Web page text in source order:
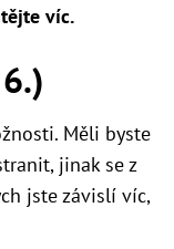
víc.
Měli byste
jinak se z
jste závislí víc,